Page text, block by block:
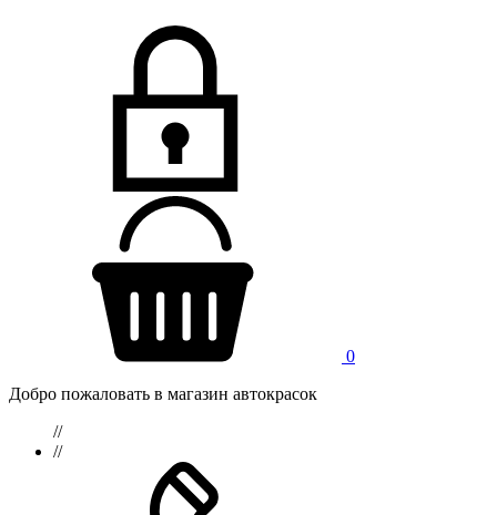
0
Добро пожаловать в магазин автокрасок
//
//